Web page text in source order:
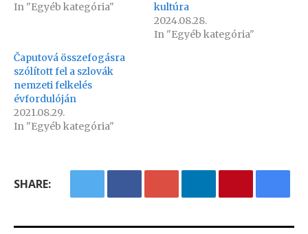
In "Egyéb kategória"
kultúra
2024.08.28.
In "Egyéb kategória"
Čaputová összefogásra
szólított fel a szlovák
nemzeti felkelés
évfordulóján
2021.08.29.
In "Egyéb kategória"
SHARE: